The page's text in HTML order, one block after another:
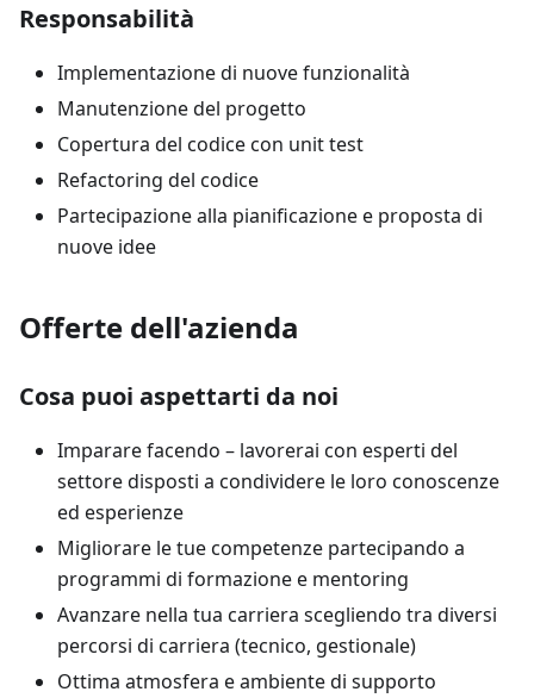
Responsabilità
Implementazione di nuove funzionalità
Manutenzione del progetto
Copertura del codice con unit test
Refactoring del codice
Partecipazione alla pianificazione e proposta di
nuove idee
Offerte dell'azienda
Cosa puoi aspettarti da noi
Imparare facendo – lavorerai con esperti del
settore disposti a condividere le loro conoscenze
ed esperienze
Migliorare le tue competenze partecipando a
programmi di formazione e mentoring
Avanzare nella tua carriera scegliendo tra diversi
percorsi di carriera (tecnico, gestionale)
Ottima atmosfera e ambiente di supporto